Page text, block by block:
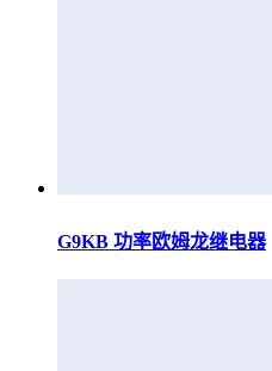
G9KB 功率欧姆龙继电器